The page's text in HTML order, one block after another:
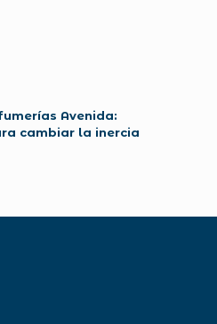
Avenida:
cambiar la inercia